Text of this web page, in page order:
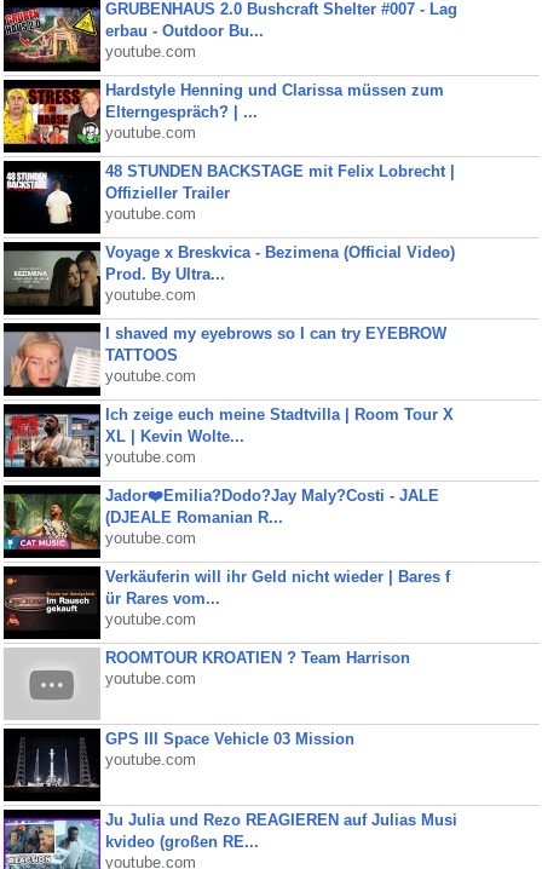
GRUBENHAUS 2.0 Bushcraft Shelter #007 - Lag
erbau - Outdoor Bu...
youtube.com
Hardstyle Henning und Clarissa müssen zum
Elterngespräch? | ...
youtube.com
48 STUNDEN BACKSTAGE mit Felix Lobrecht |
Offizieller Trailer
youtube.com
Voyage x Breskvica - Bezimena (Official Video)
Prod. By Ultra...
youtube.com
I shaved my eyebrows so I can try EYEBROW
TATTOOS
youtube.com
Ich zeige euch meine Stadtvilla | Room Tour X
XL | Kevin Wolte...
youtube.com
Jador❤️Emilia?Dodo?Jay Maly?Costi - JALE
(DJEALE Romanian R...
youtube.com
Verkäuferin will ihr Geld nicht wieder | Bares f
ür Rares vom...
youtube.com
ROOMTOUR KROATIEN ? Team Harrison
youtube.com
GPS III Space Vehicle 03 Mission
youtube.com
Ju Julia und Rezo REAGIEREN auf Julias Musi
kvideo (großen RE...
youtube.com